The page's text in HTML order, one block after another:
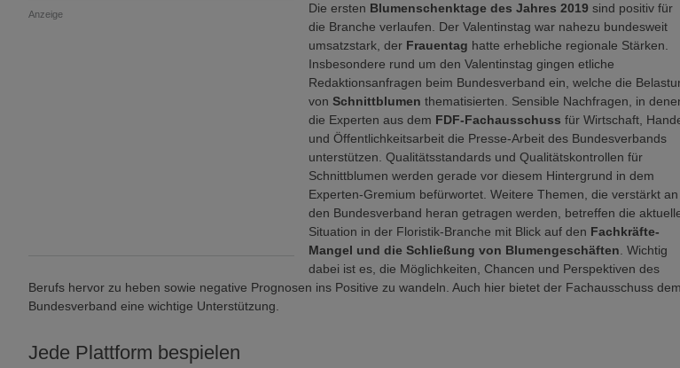
Anzeige Die ersten Blumenschenktage des Jahres 2019 sind positiv für
die Branche verlaufen. Der Valentinstag war nahezu bundesweit
umsatzstark, der Frauentag hatte erhebliche regionale Stärken.
Insbesondere rund um den Valentinstag gingen etliche
Redaktionsanfragen beim Bundesverband ein, welche die
von Schnittblumen thematisierten. Sensible Nachfragen, in
die Experten aus dem FDF-Fachausschuss für Wirtschaft,
und Öffentlichkeitsarbeit die Presse-Arbeit des Bundesverbands
unterstützen. Qualitätsstandards und Qualitätskontrollen für
Schnittblumen werden gerade vor diesem Hintergrund in dem
Experten-Gremium befürwortet. Weitere Themen, die verstärkt an
den Bundesverband heran getragen werden, betreffen die
Situation in der Floristik-Branche mit Blick auf den Fachkräfte-
Mangel und die Schließung von Blumengeschäften . Wichtig
dabei ist es, die Möglichkeiten, Chancen und Perspektiven des
Berufs hervor zu heben sowie negative Prognosen ins Positive zu wandeln. Auch hier bietet der Fachausschuss dem
Bundesverband eine wichtige Unterstützung.
Jede Plattform bespielen